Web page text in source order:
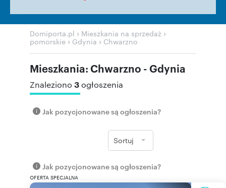
Domiporta.pl › Mieszkania na sprzedaż ›
pomorskie › Gdynia › Chwarzno
Mieszkania: Chwarzno - Gdynia
Znaleziono 3ogłoszenia
Jak pozycjonowane są ogłoszenia?
Sortuj
Jak pozycjonowane są ogłoszenia?
OFERTA SPECJALNA